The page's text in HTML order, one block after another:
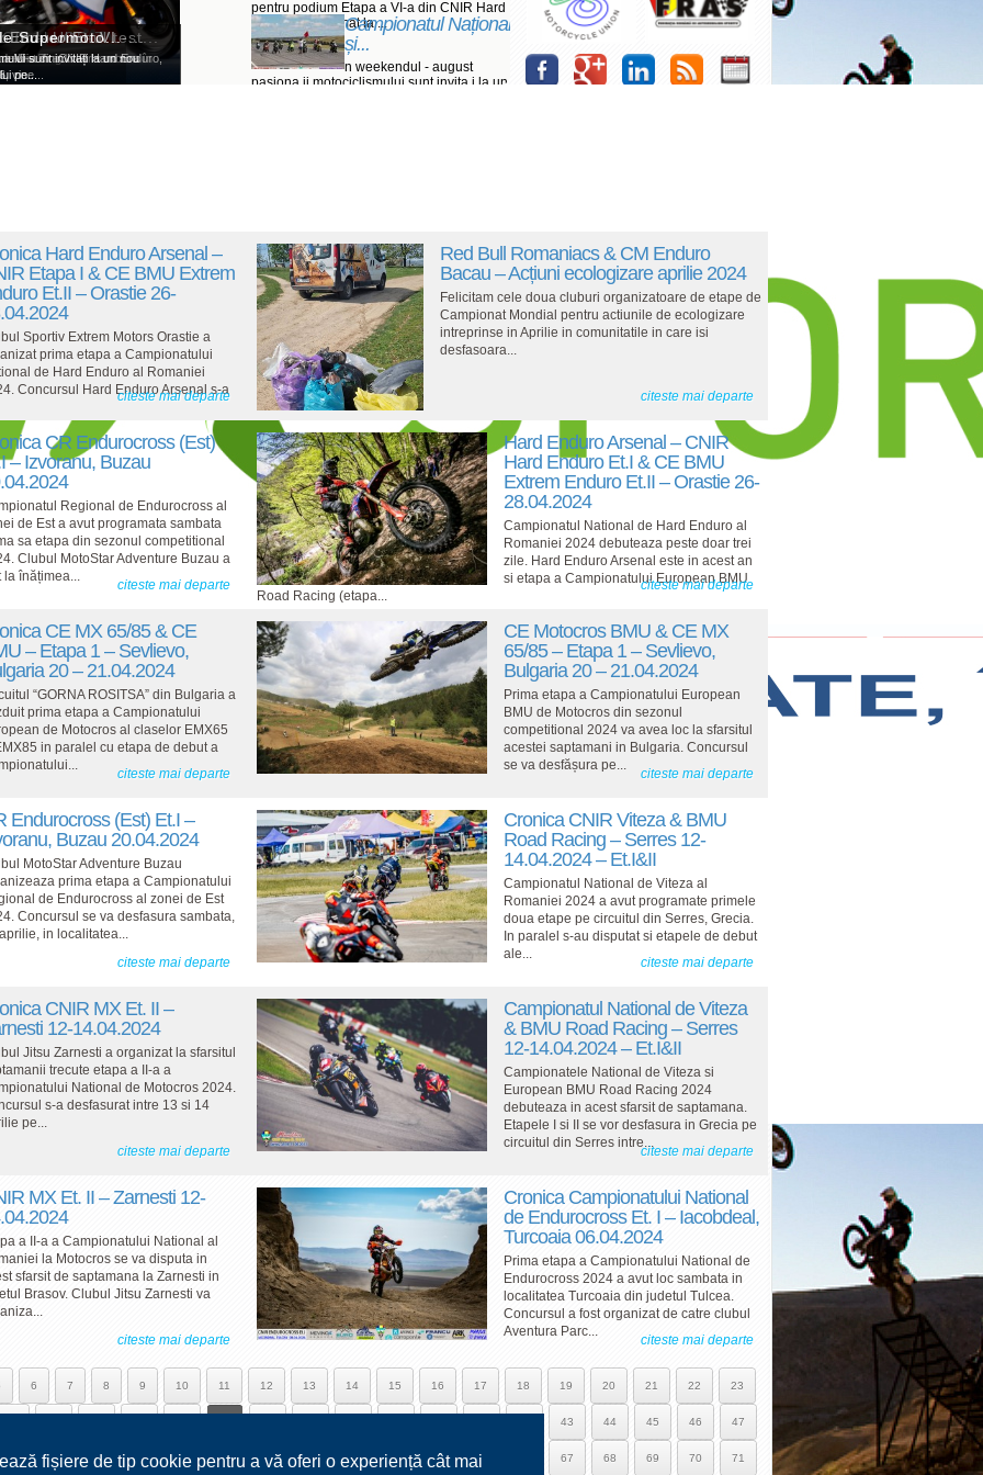
fișiere de tip cookie pentru a vă oferi o experiență cât mai
pentru podium Etapa a VI-a din CNIR Hard
Enduro programat la ...Campionatul Național
și...
n weekendul - august
pasiona ii motociclismului sunt invita i la un
GP-7...
Ring
- Ultimul test...
Dirt Track vor concura în
Enduro Et. VI -...
VI-a din CNIR Hard Enduro,
vine...
Supermoto...
sunt invitați la un nou
pe...
Hard Enduro Arsenal –
Etapa I & CE BMU Extrem
Et.II – Orastie 26-
Sportiv Extrem Motors Orastie a
prima etapa a Campionatului
de Hard Enduro al Romaniei
Concursul Hard Enduro Arsenal s-a
citeste mai departe
Red Bull Romaniacs & CM Enduro
Bacau – Acțiuni ecologizare aprilie 2024
Felicitam cele doua cluburi organizatoare de etape de
Campionat Mondial pentru actiunile de ecologizare
intreprinse in Aprilie in comunitatile in care isi
desfasoara...
citeste mai departe
CR Endurocross (Est)
– Izvoranu, Buzau
Regional de Endurocross al
de Est a avut programata sambata
sa etapa din sezonul competitional
Clubul MotoStar Adventure Buzau a
la înățimea...
citeste mai departe
Hard Enduro Arsenal – CNIR
Hard Enduro Et.I & CE BMU
Extrem Enduro Et.II – Orastie 26-
28.04.2024
Campionatul National de Hard Enduro al
Romaniei 2024 debuteaza peste doar trei
zile. Hard Enduro Arsenal este in acest an
si etapa a Campionatului European BMU
Road Racing (etapa...
citeste mai departe
CE MX 65/85 & CE
– Etapa 1 – Sevlievo,
20 – 21.04.2024
“GORNA ROSITSA” din Bulgaria a
prima etapa a Campionatului
de Motocros al claselor EMX65
in paralel cu etapa de debut a
citeste mai departe
CE Motocros BMU & CE MX
65/85 – Etapa 1 – Sevlievo,
Bulgaria 20 – 21.04.2024
Prima etapa a Campionatului European
BMU de Motocros din sezonul
competitional 2024 va avea loc la sfarsitul
acestei saptamani in Bulgaria. Concursul
se va desfășura pe...
citeste mai departe
Endurocross (Est) Et.I –
Buzau 20.04.2024
MotoStar Adventure Buzau
prima etapa a Campionatului
de Endurocross al zonei de Est
Concursul se va desfasura sambata,
in localitatea...
citeste mai departe
Cronica CNIR Viteza & BMU
Road Racing – Serres 12-
14.04.2024 – Et.I&II
Campionatul National de Viteza al
Romaniei 2024 a avut programate primele
doua etape pe circuitul din Serres, Grecia.
In paralel s-au disputat si etapele de debut
ale...
citeste mai departe
CNIR MX Et. II –
12-14.04.2024
Jitsu Zarnesti a organizat la sfarsitul
trecute etapa a II-a a
National de Motocros 2024.
s-a desfasurat intre 13 si 14
pe...
citeste mai departe
Campionatul National de Viteza
& BMU Road Racing – Serres
12-14.04.2024 – Et.I&II
Campionatele National de Viteza si
European BMU Road Racing 2024
debuteaza in acest sfarsit de saptamana.
Etapele I si II se vor desfasura in Grecia pe
circuitul din Serres intre...
citeste mai departe
MX Et. II – Zarnesti 12-
a II-a a Campionatului National al
la Motocros se va disputa in
sfarsit de saptamana la Zarnesti in
Brasov. Clubul Jitsu Zarnesti va
citeste mai departe
Cronica Campionatului National
de Endurocross Et. I – Iacobdeal,
Turcoaia 06.04.2024
Prima etapa a Campionatului National de
Endurocross 2024 a avut loc sambata in
localitatea Turcoaia din judetul Tulcea.
Concursul a fost organizat de catre clubul
Aventura Parc...
citeste mai departe
6 7 8 9 10 11 12 13 14 15 16 17 18 19 20 21 22 23
43 44 45 46 47
54 55 56 57 58 59 60 61 62 63 64 65 67 68 69 70 71